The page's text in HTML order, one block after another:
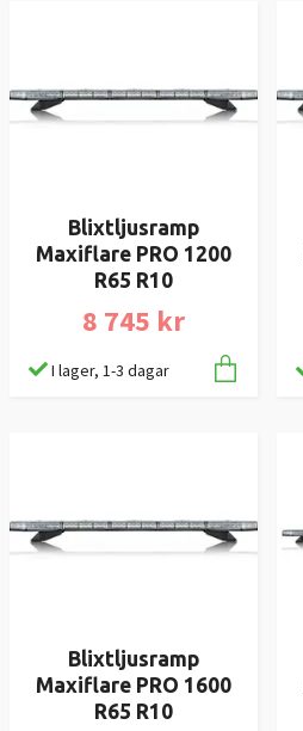
Blixtljusramp
Maxiflare PRO 1200
R65 R10
8 745 kr
I lager, 1-3 dagar
Blixtljusramp
Maxiflare PRO 1600
R65 R10